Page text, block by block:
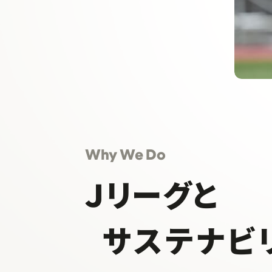
Why We Do
Ｊリーグと
サステナビ